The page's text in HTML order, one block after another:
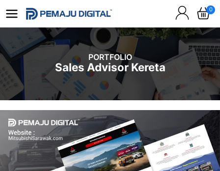
0
PORTFOLIO
Sales Advisor Kereta